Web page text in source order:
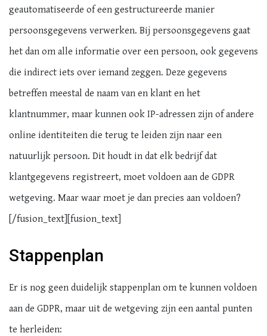
geautomatiseerde of een gestructureerde manier
persoonsgegevens verwerken. Bij persoonsgegevens gaat
het dan om alle informatie over een persoon, ook gegevens
die indirect iets over iemand zeggen. Deze gegevens
betreffen meestal de naam van en klant en het
klantnummer, maar kunnen ook IP-adressen zijn of andere
online identiteiten die terug te leiden zijn naar een
natuurlijk persoon. Dit houdt in dat elk bedrijf dat
klantgegevens registreert, moet voldoen aan de GDPR
wetgeving. Maar waar moet je dan precies aan voldoen?
[/fusion_text][fusion_text]
Stappenplan
Er is nog geen duidelijk stappenplan om te kunnen voldoen
aan de GDPR, maar uit de wetgeving zijn een aantal punten
te herleiden: